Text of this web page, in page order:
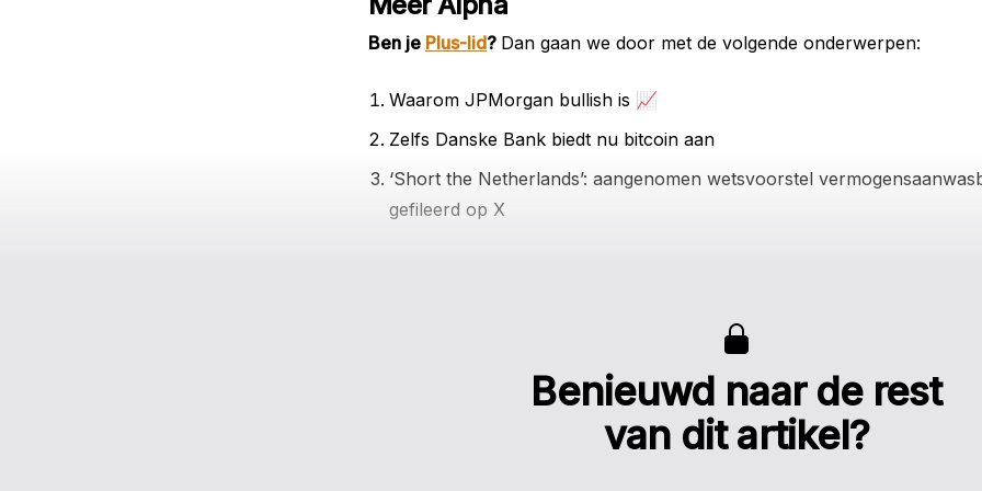
Ben je Plus-lid? Dan gaan we door met de volgende onderwerpen:
Waarom JPMorgan bullish is 📈
Zelfs Danske Bank biedt nu bitcoin aan
‘Short the Netherlands’: aangenomen wetsvoorstel
gefileerd op X
Benieuwd naar de rest
van dit artikel?